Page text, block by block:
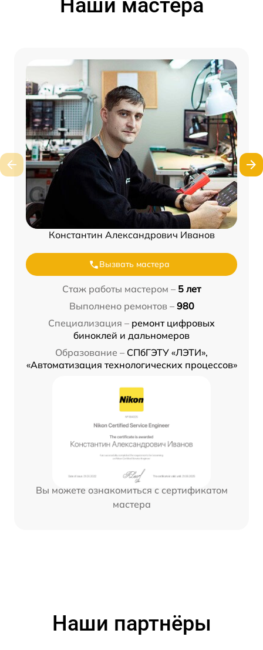
Наши мастера
Константин Александрович Иванов
Вызвать мастера
Стаж работы мастером – 5 лет
Выполнено ремонтов – 980
Специализация – ремонт цифровых
биноклей и дальномеров
Образование – СПбГЭТУ «ЛЭТИ»,
«Автоматизация технологических процессов»
Вы можете ознакомиться с сертификатом
мастера
Наши партнёры